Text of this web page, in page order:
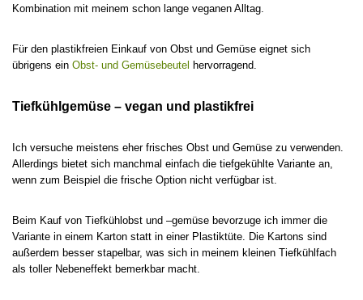
Kombination mit meinem schon lange veganen Alltag.
Für den plastikfreien Einkauf von Obst und Gemüse eignet sich
übrigens ein Obst- und Gemüsebeutel hervorragend.
Tiefkühlgemüse – vegan und plastikfrei
Ich versuche meistens eher frisches Obst und Gemüse zu verwenden.
Allerdings bietet sich manchmal einfach die tiefgekühlte Variante an,
wenn zum Beispiel die frische Option nicht verfügbar ist.
Beim Kauf von Tiefkühlobst und –gemüse bevorzuge ich immer die
Variante in einem Karton statt in einer Plastiktüte. Die Kartons sind
außerdem besser stapelbar, was sich in meinem kleinen Tiefkühlfach
als toller Nebeneffekt bemerkbar macht.